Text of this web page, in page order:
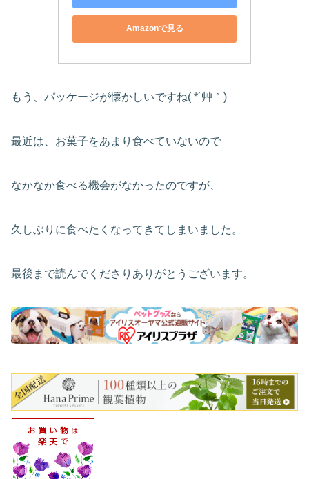
Amazonで見る
もう、パッケージが懐かしいですね( *´艸｀)
最近は、お菓子をあまり食べていないので
なかなか食べる機会がなかったのですが、
久しぶりに食べたくなってきてしまいました。
最後まで読んでくださりありがとうございます。